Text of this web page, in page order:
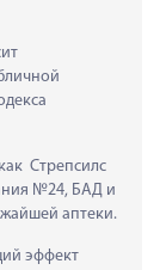
Стрепсилс
№24, БАД и
аптеки.
эффект